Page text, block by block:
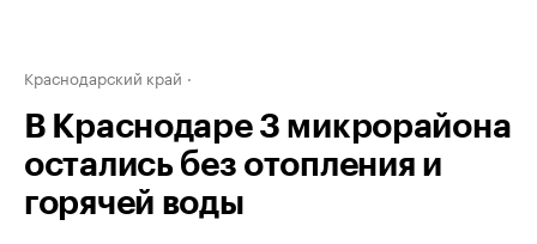
Краснодарский край
В Краснодаре 3 микрорайона
остались без отопления и
горячей воды